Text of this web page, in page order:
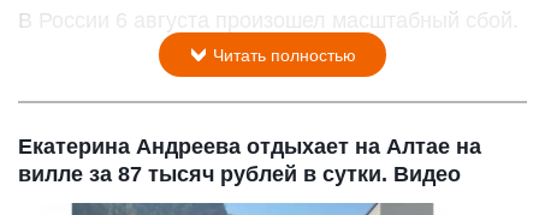
В России 6 августа произошел масштабный сбой.
Читать полностью
Екатерина Андреева отдыхает на Алтае на
вилле за 87 тысяч рублей в сутки. Видео